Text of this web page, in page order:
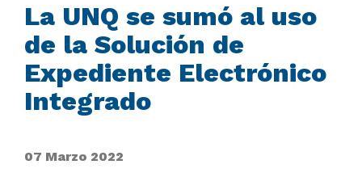
La UNQ se sumó al uso
de la Solución de
Expediente Electrónico
Integrado
07 Marzo 2022